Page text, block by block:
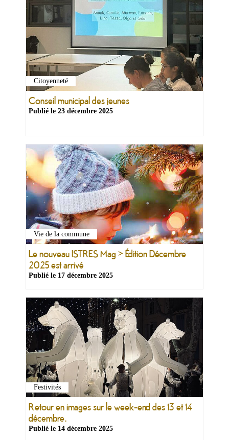
Citoyenneté
Conseil municipal des jeunes
Publié le 23 décembre 2025
Vie de la commune
Le nouveau ISTRES Mag > Édition Décembre
2025 est arrivé
Publié le 17 décembre 2025
Festivités
Retour en images sur le week-end des 13 et 14
décembre.
Publié le 14 décembre 2025